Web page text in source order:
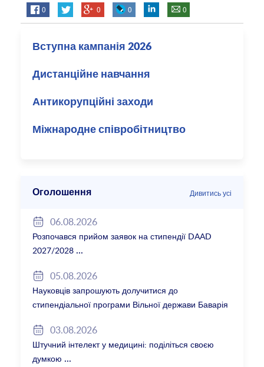
0 0 0 0
Вступна кампанія 2026
Дистанційне навчання
Антикорупційні заходи
Міжнародне співробітництво
Оголошення Дивитись усі
06.08.2026
Розпочався прийом заявок на стипендії DAAD
2027/2028
05.08.2026
Науковців запрошують долучитися до
стипендіальної програми Вільної держави Баварія
03.08.2026
Штучний інтелект у медицині: поділіться своєю
думкою